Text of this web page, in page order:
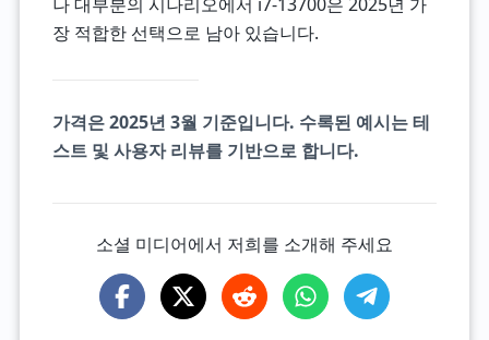
장 적합한 선택으로 남아 있습니다.
가격은 2025년 3월 기준입니다. 수록된 예시는 테
스트 및 사용자 리뷰를 기반으로 합니다.
소셜 미디어에서 저희를 소개해 주세요